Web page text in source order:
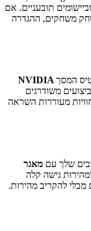
תובעניים. אם
משחקים, ההגדרה
המסךNVIDIA
משודרגים
מעוררות השראה
שלך עם מאגר
גישה קלה
מבלי להקריב מהירות.